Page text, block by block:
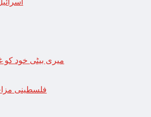
میری بیٹی خود
فلسطینی